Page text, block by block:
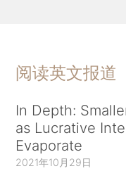
阅读英文报道
In Depth:
as Lucrative
Evaporate
2021年10月29日